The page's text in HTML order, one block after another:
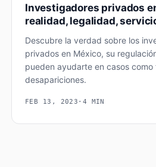
Y CIBERDELITOS
COMUNES EN INVESTIGACIÓN
Investigadores privados
realidad, legalidad,
Descubre la verdad sobre los
privados en México, su
pueden ayudarte en casos como
desapariciones.
FEB 13, 2023 · 4 MIN